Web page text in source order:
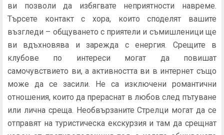
ви позволи да избягвате неприятности навреме.
Търсете контакт с хора, които споделят вашите
възгледи – общуването с приятели и съмишленици ще
ви вдъхновява и зарежда с енергия. Срещите в
клубове по интереси могат да повишат
самочувствието ви, а активността ви в интернет също
може да се засили. Не са изключени романтични
отношения, които да прераснат в любов след пътуване
или лична среща. Необвързаните Стрелци могат да се
отправят на туристическа екскурзия и там да срещнат